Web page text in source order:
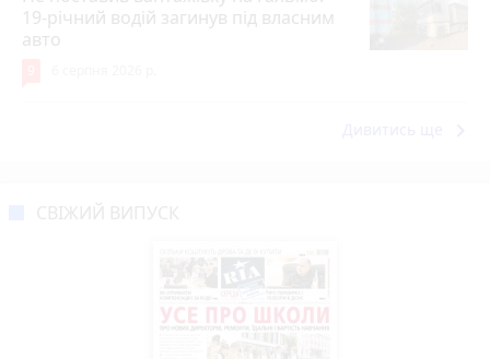
19-річний водій загинув під власним
авто